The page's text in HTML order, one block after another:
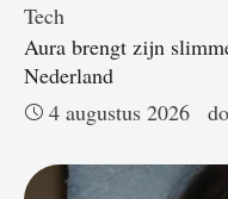
Tech
Aura brengt zijn
Nederland
4 augustus 2026